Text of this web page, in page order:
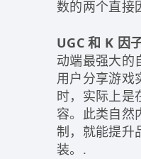
数的两个直接
UGC 和 K 因
动端最强大的
用户分享游戏
时，实际上是
容。此类自然
制，就能提升
装。.